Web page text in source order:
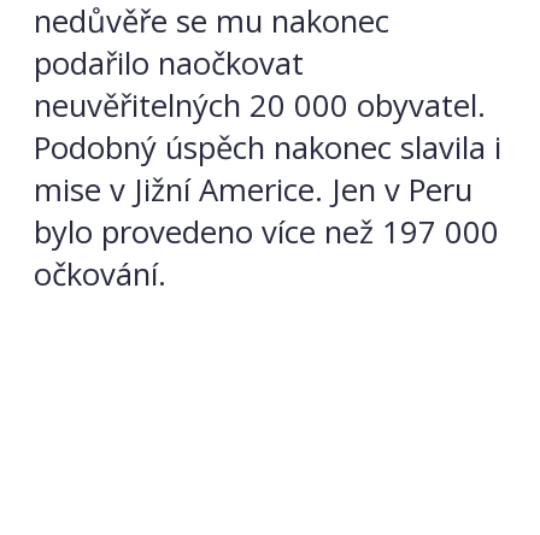
nedůvěře se mu nakonec
podařilo naočkovat
neuvěřitelných 20 000 obyvatel.
Podobný úspěch nakonec slavila i
mise v Jižní Americe. Jen v Peru
bylo provedeno více než 197 000
očkování.